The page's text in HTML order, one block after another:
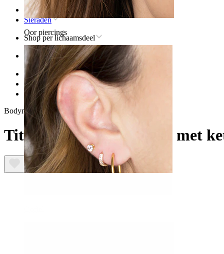
Oor piercings
Home
Sieraden
Shop per lichaamsdeel
Oor
Helix
Titanium sieraden voor helixpiercings
Titanium gebogen labret met ketting
Bodymod Trend
Titanium gebogen labret met